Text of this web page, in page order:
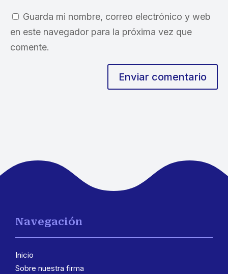
Guarda mi nombre, correo electrónico y web
en este navegador para la próxima vez que
comente.
Enviar comentario
Navegación
Inicio
Sobre nuestra firma